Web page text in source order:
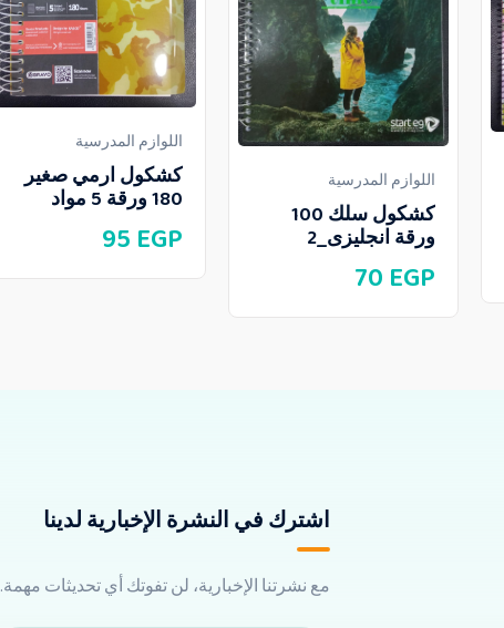
اللوازم المدرسية
كشكول سلك 100
ورقة انجليزى_2
70 EGP
اللوازم المدرسية
كشكول ارمي صغير
180 ورقة 5 مواد
95 EGP
اشترك في النشرة الإخبارية لدينا
مع نشرتنا الإخبارية، لن تفوتك أي تحديثات مهمة.